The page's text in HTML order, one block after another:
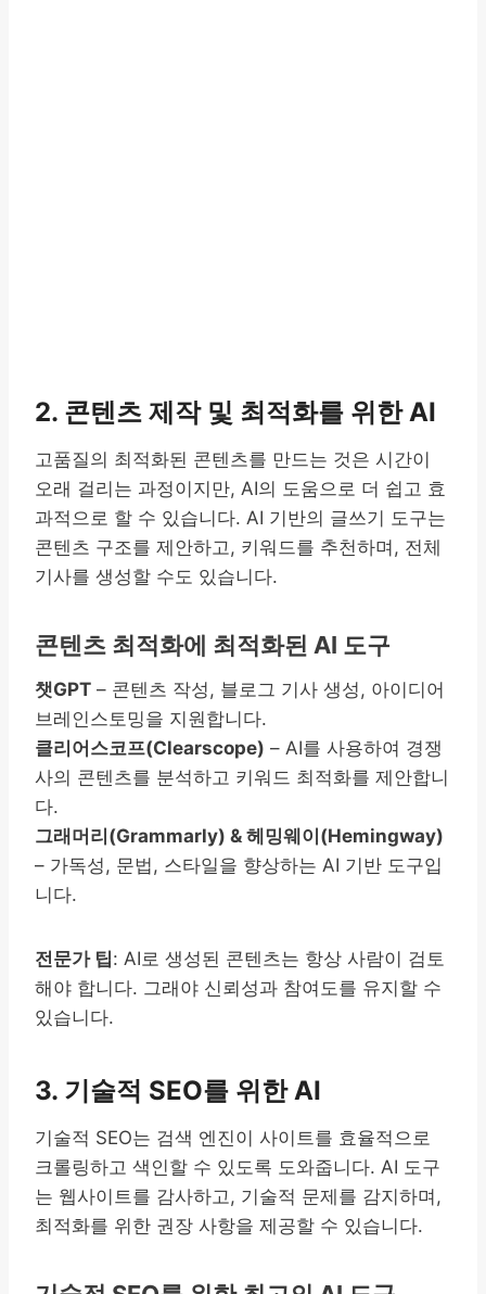
2. 콘텐츠 제작 및 최적화를 위한 AI
고품질의 최적화된 콘텐츠를 만드는 것은 시간이
오래 걸리는 과정이지만, AI의 도움으로 더 쉽고 효
과적으로 할 수 있습니다. AI 기반의 글쓰기 도구는
콘텐츠 구조를 제안하고, 키워드를 추천하며, 전체
기사를 생성할 수도 있습니다.
콘텐츠 최적화에 최적화된 AI 도구
챗GPT – 콘텐츠 작성, 블로그 기사 생성, 아이디어
브레인스토밍을 지원합니다.
클리어스코프(Clearscope) – AI를 사용하여 경쟁
사의 콘텐츠를 분석하고 키워드 최적화를 제안합니
다.
그래머리(Grammarly) & 헤밍웨이(Hemingway)
– 가독성, 문법, 스타일을 향상하는 AI 기반 도구입
니다.
전문가 팁: AI로 생성된 콘텐츠는 항상 사람이 검토
해야 합니다. 그래야 신뢰성과 참여도를 유지할 수
있습니다.
3. 기술적 SEO를 위한 AI
기술적 SEO는 검색 엔진이 사이트를 효율적으로
크롤링하고 색인할 수 있도록 도와줍니다. AI 도구
는 웹사이트를 감사하고, 기술적 문제를 감지하며,
최적화를 위한 권장 사항을 제공할 수 있습니다.